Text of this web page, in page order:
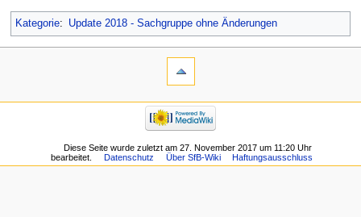
Kategorie: Update 2018 - Sachgruppe ohne Änderungen
Diese Seite wurde zuletzt am 27. November 2017 um 11:20 Uhr
bearbeitet.
Datenschutz Über SfB-Wiki Haftungsausschluss